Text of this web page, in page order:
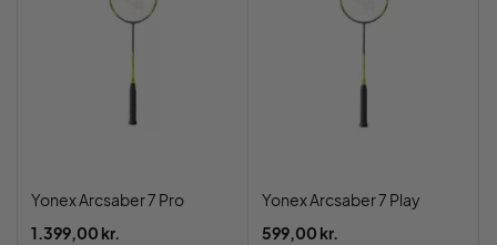
Yonex Arcsaber 7 Pro
1.399,00 kr.
Yonex Arcsaber 7 Play
599,00 kr.